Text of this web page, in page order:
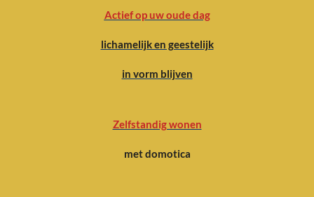
Actief op uw oude dag
lichamelijk en geestelijk
in vorm blijven
Zelfstandig wonen
met domotica